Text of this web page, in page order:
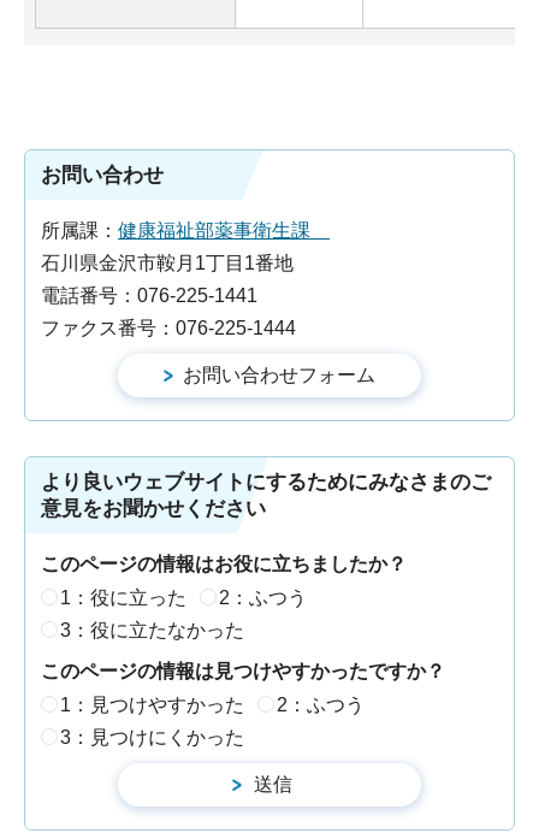
お問い合わせ
所属課： 健康福祉部薬事衛生課
石川県金沢市鞍月1丁目1番地
電話番号：076-225-1441
ファクス番号：076-225-1444
より良いウェブサイトにするためにみなさまのご
意見をお聞かせください
このページの情報はお役に立ちましたか？
1：役に立った
2：ふつう
3：役に立たなかった
このページの情報は見つけやすかったですか？
1：見つけやすかった
2：ふつう
3：見つけにくかった